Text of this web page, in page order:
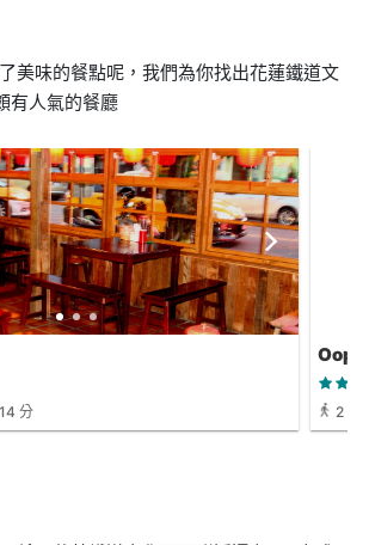
美味的餐點呢，我們為你找出花蓮鐵道文
有人氣的餐廳
14 分
Oops
2 分